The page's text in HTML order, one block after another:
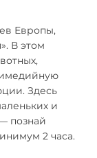
Европы,
В этом
Здесь
и
познай
2 часа.